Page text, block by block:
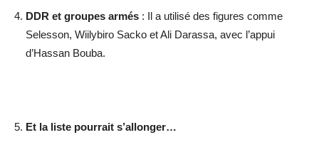
DDR et groupes armés : Il a utilisé des figures comme
Selesson, Wiilybiro Sacko et Ali Darassa, avec l’appui
d’Hassan Bouba.
Et la liste pourrait s’allonger…